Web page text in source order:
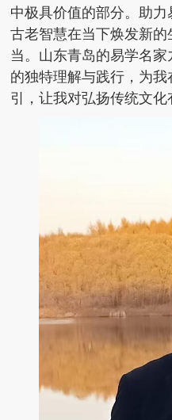
中极具价值的部分。助
古老智慧在当下焕发新
当。山东青岛的易学名
的独特理解与践行，为
引，让我对弘扬传统文化